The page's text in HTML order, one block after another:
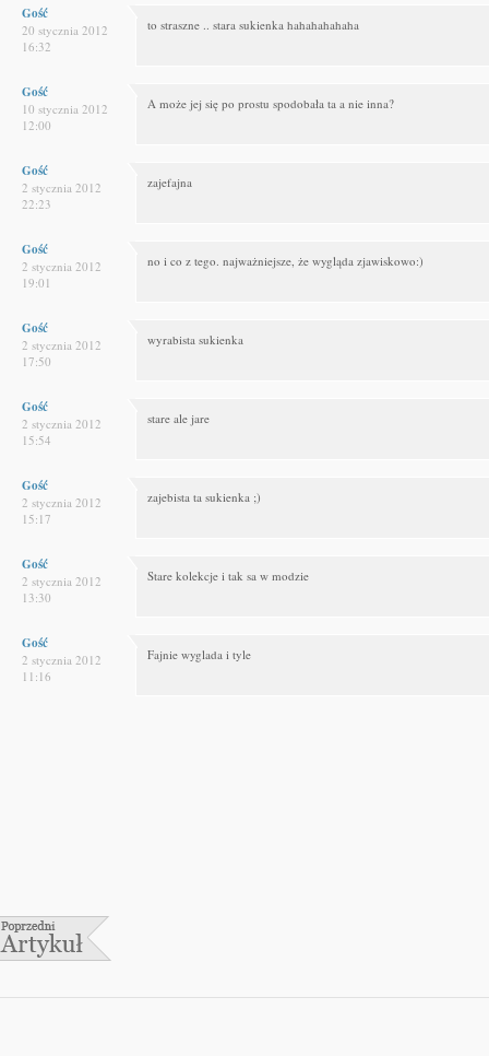
Gość
20 stycznia 2012
16:32
to straszne .. stara sukienka hahahahahaha
Gość
10 stycznia 2012
12:00
A może jej się po prostu spodobała ta a nie inna?
Gość
2 stycznia 2012
22:23
zajefajna
Gość
2 stycznia 2012
19:01
no i co z tego. najważniejsze, że wygląda zjawiskowo:)
Gość
2 stycznia 2012
17:50
wyrabista sukienka
Gość
2 stycznia 2012
15:54
stare ale jare
Gość
2 stycznia 2012
15:17
zajebista ta sukienka ;)
Gość
2 stycznia 2012
13:30
Stare kolekcje i tak sa w modzie
Gość
2 stycznia 2012
11:16
Fajnie wyglada i tyle